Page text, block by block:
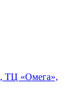
, ТЦ «Омега»,